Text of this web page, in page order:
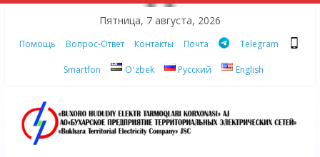
content
Пятница, 7 августа, 2026
Помощь Вопрос-Ответ Контакты Почта Telegram
Smartfon Oʻzbek Русский English